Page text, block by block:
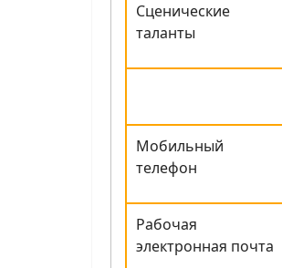
Сценические
таланты
Мобильный
телефон
Рабочая
электронная почта